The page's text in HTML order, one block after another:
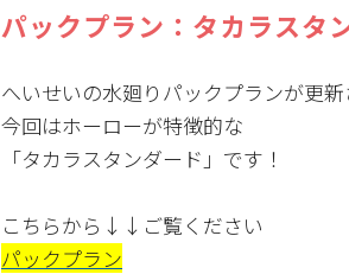
パックプラン：タカラスタ
へいせいの水廻りパックプランが更新
今回はホーローが特徴的な
「タカラスタンダード」です！
こちらから↓↓ご覧ください
パックプラン